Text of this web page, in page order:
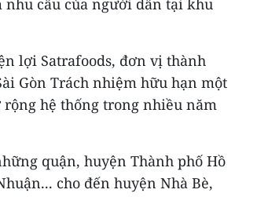
lợi Satrafoods, đơn vị thành
Gòn Trách nhiệm hữu hạn một
hệ thống trong nhiều năm
quận, huyện Thành phố Hồ
cho đến huyện Nhà Bè,